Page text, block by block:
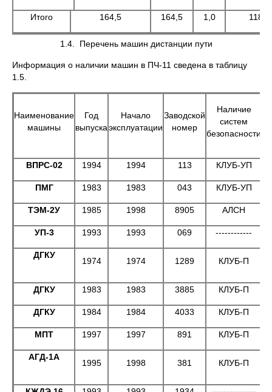
Итого 164,5 164,5 1,0 118,2
1.4. Перечень машин дистанции пути
Информация о наличии машин в ПЧ-11 сведена в таблицу
1.5.
Наименование
машины
Год
выпуска
Начало
эксплуатации
Заводской
номер
Наличие
систем
безопасности
ВПРС-02 1994 1994 113 КЛУБ-УП
ПМГ 1983 1983 043 КЛУБ-УП
ТЭМ-2У 1985 1998 8905 АЛСН
УП-3 1993 1993 069 ------------
ДГКУ
1974 1974 1289 КЛУБ-П
ДГКУ 1983 1983 3885 КЛУБ-П
ДГКУ 1984 1984 4033 КЛУБ-П
МПТ 1997 1997 891 КЛУБ-П
АГД-1А
1995 1998 381 КЛУБ-П